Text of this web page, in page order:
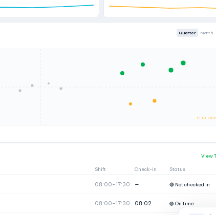
Quarter Month
View
Shift Check-in Status
08:00–17:30 — 🔴 Not checked in
08:00–17:30 08:02 🟢 On time